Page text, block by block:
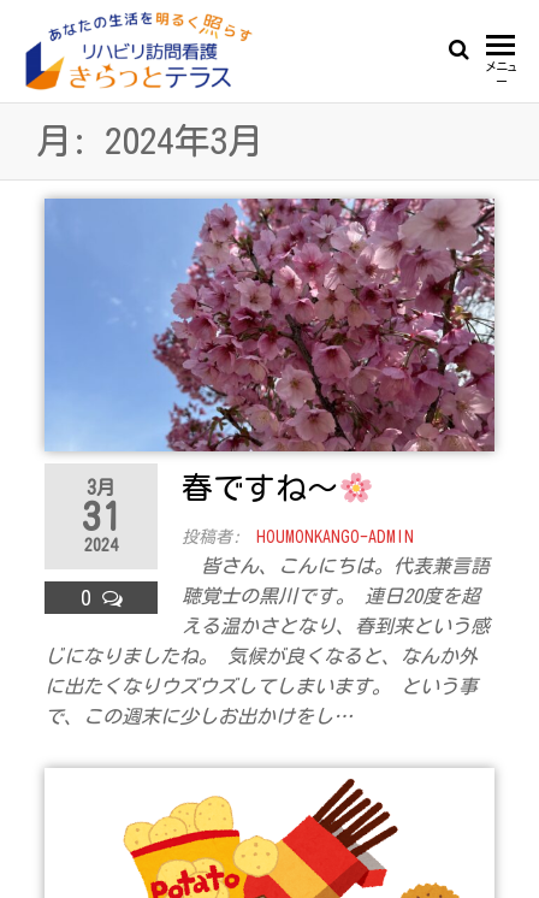
the
ハ
リ
訪
問
看
護
き
ら
っ
と
テ
ラ
ス
活
を
明
る
く
照
ら
す
メニュ
ー
月: 2024年3月
3月
31
2024
0
春ですね～
投稿者: HOUMONKANGO-ADMIN
皆さん、こんにちは。代表兼言語
聴覚士の黒川です。 連日20度を超
える温かさとなり、春到来という感
じになりましたね。 気候が良くなると、なんか外
に出たくなりウズウズしてしまいます。 という事
で、この週末に少しお出かけをし…